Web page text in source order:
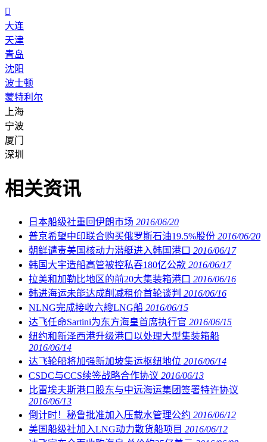

大连
天津
青岛
沈阳
波士顿
蒙特利尔
上海
宁波
厦门
深圳
相关资讯
日本船级社重回伊朗市场 2016/06/20
普京希望中印联合购买俄罗斯石油19.5%股份 2016/06/20
朝鲜谴责美国核动力潜艇进入韩国港口 2016/06/17
韩国大宇造船高管被控私吞180亿公款 2016/06/17
拉美和加勒比地区的前20大集装箱港口 2016/06/16
韩进海运未能达成削减租价首轮谈判 2016/06/16
NLNG完成接收六艘LNG船 2016/06/15
达飞任命Sartini为东方海皇首席执行官 2016/06/15
纽约和新泽西港升级港口以处理大型集装箱船
2016/06/14
达飞轮船将加强新加坡集运枢纽地位 2016/06/14
CSDC与CCS续签战略合作协议 2016/06/13
比雷埃夫斯港口股东与中远海运集团签署特许协议
2016/06/13
倒计时！秘鲁批准加入压载水管理公约 2016/06/12
美国船级社加入LNG动力散货船项目 2016/06/12